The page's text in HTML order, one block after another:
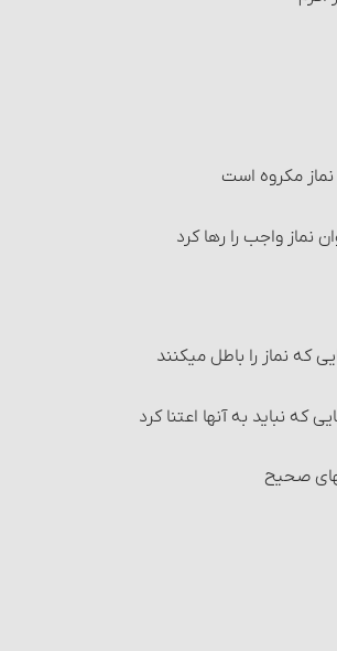
آب وضو در آنست باید مباح بوده و از طلا و
مکروه است
نماز واجب را رها کرد
که نماز را باطل می‏کنند
که نباید به آنها اعتنا کرد
صحیح